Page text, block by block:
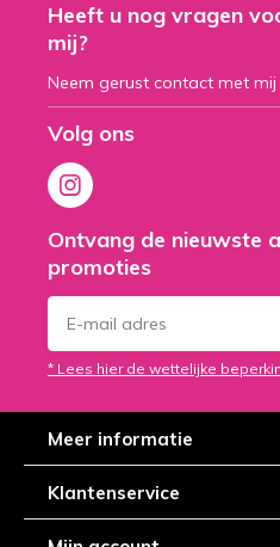
Heeft u nog vragen
mij?
Neem gerust contact met mij
Volg ons
Ontvang de nieuwste
promoties
* Lees hier de wettelijke
Meer informatie
Klantenservice